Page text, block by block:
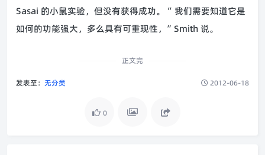
Sasai 的小鼠实验，但没有获得成功。“ 我们需要知道它是
如何的功能强大，多么具有可重现性，”Smith 说。
正文完
发表至： 无分类 2012-06-18
0